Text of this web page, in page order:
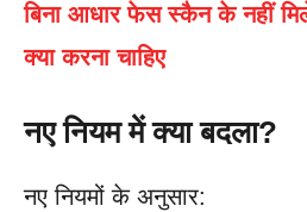
बिना आधार फेस स्कैन के नहीं
क्या करना चाहिए
नए नियम में क्या बदला?
नए नियमों के अनुसार: